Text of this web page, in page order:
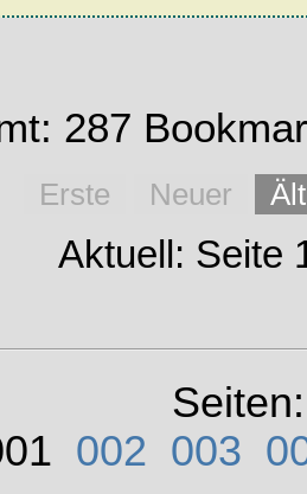
287
Erste Neuer
Aktuell: Seite
002 003